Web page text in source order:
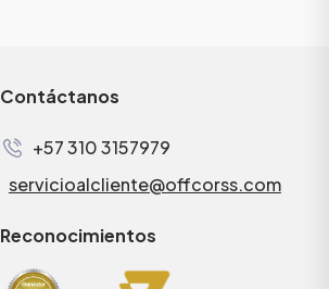
Contáctanos
+57 310 3157979
servicioalcliente@offcorss.com
Reconocimientos